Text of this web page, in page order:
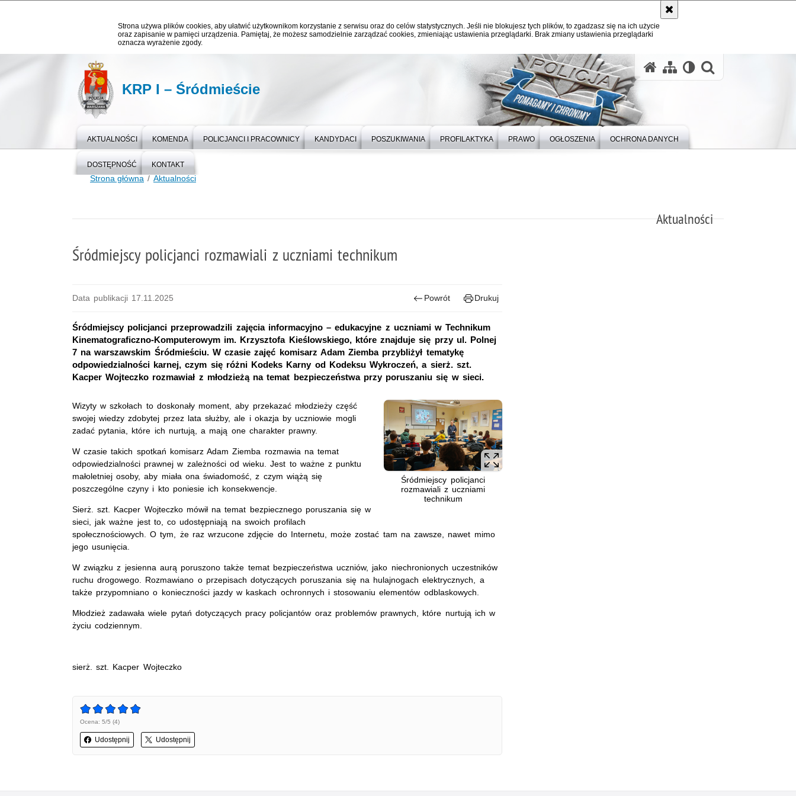
Strona używa plików cookies, aby ułatwić użytkownikom korzystanie z serwisu oraz do celów statystycznych. Jeśli nie blokujesz tych plików, to zgadzasz się na ich użycie
oraz zapisanie w pamięci urządzenia. Pamiętaj, że możesz samodzielnie zarządzać cookies, zmieniając ustawienia przeglądarki. Brak zmiany ustawienia przeglądarki
oznacza wyrażenie zgody.
KRP I – Śródmieście
AKTUALNOŚCI KOMENDA POLICJANCI I PRACOWNICY KANDYDACI POSZUKIWANIA PROFILAKTYKA PRAWO OGŁOSZENIA OCHRONA DANYCH
DOSTĘPNOŚĆ KONTAKT
Strona główna Aktualności
Aktualności
Śródmiejscy policjanci rozmawiali z uczniami technikum
Data publikacji 17.11.2025 Powrót Drukuj
Śródmiejscy policjanci przeprowadzili zajęcia informacyjno – edukacyjne z uczniami w Technikum
Kinematograficzno-Komputerowym im. Krzysztofa Kieślowskiego, które znajduje się przy ul. Polnej
7 na warszawskim Śródmieściu. W czasie zajęć komisarz Adam Ziemba przybliżył tematykę
odpowiedzialności karnej, czym się różni Kodeks Karny od Kodeksu Wykroczeń, a sierż. szt.
Kacper Wojteczko rozmawiał z młodzieżą na temat bezpieczeństwa przy poruszaniu się w sieci.
Śródmiejscy policjanci
rozmawiali z uczniami
technikum
Wizyty w szkołach to doskonały moment, aby przekazać młodzieży część
swojej wiedzy zdobytej przez lata służby, ale i okazja by uczniowie mogli
zadać pytania, które ich nurtują, a mają one charakter prawny.
W czasie takich spotkań komisarz Adam Ziemba rozmawia na temat
odpowiedzialności prawnej w zależności od wieku. Jest to ważne z punktu
małoletniej osoby, aby miała ona świadomość, z czym wiążą się
poszczególne czyny i kto poniesie ich konsekwencje.
Sierż. szt. Kacper Wojteczko mówił na temat bezpiecznego poruszania się w
sieci, jak ważne jest to, co udostępniają na swoich profilach
społecznościowych. O tym, że raz wrzucone zdjęcie do Internetu, może zostać tam na zawsze, nawet mimo
jego usunięcia.
W związku z jesienna aurą poruszono także temat bezpieczeństwa uczniów, jako niechronionych uczestników
ruchu drogowego. Rozmawiano o przepisach dotyczących poruszania się na hulajnogach elektrycznych, a
także przypomniano o konieczności jazdy w kaskach ochronnych i stosowaniu elementów odblaskowych.
Młodzież zadawała wiele pytań dotyczących pracy policjantów oraz problemów prawnych, które nurtują ich w
życiu codziennym.
sierż. szt. Kacper Wojteczko
Ocena: 5/5 (4)
Udostępnij Udostępnij